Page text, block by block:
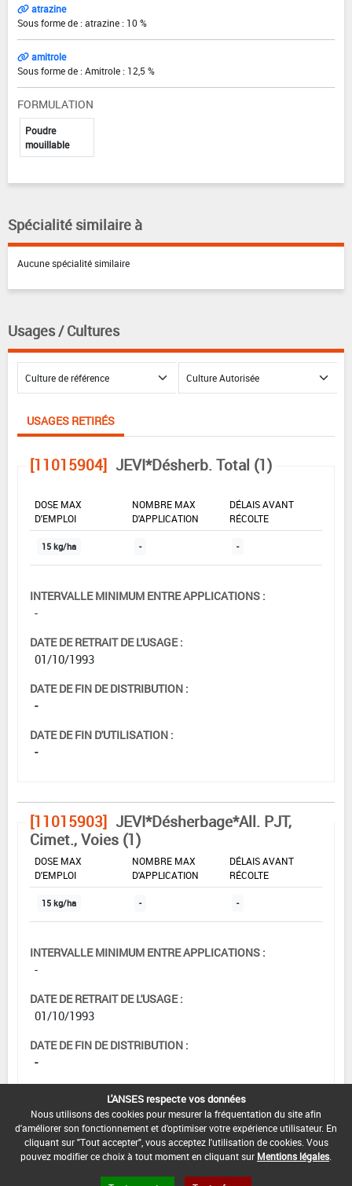
atrazine
Sous forme de : atrazine : 10 %
amitrole
Sous forme de : Amitrole : 12,5 %
FORMULATION
Poudre
mouillable
Spécialité similaire à
Aucune spécialité similaire
Usages / Cultures
USAGES RETIRÉS
[11015904] JEVI*Désherb. Total (1)
DOSE MAX
D'EMPLOI
NOMBRE MAX
D'APPLICATION
DÉLAIS AVANT
RÉCOLTE
15 kg/ha - -
INTERVALLE MINIMUM ENTRE APPLICATIONS :
-
DATE DE RETRAIT DE L'USAGE :
01/10/1993
DATE DE FIN DE DISTRIBUTION :
-
DATE DE FIN D'UTILISATION :
-
[11015903] JEVI*Désherbage*All. PJT,
Cimet., Voies (1)
DOSE MAX
D'EMPLOI
NOMBRE MAX
D'APPLICATION
DÉLAIS AVANT
RÉCOLTE
15 kg/ha - -
INTERVALLE MINIMUM ENTRE APPLICATIONS :
-
DATE DE RETRAIT DE L'USAGE :
01/10/1993
DATE DE FIN DE DISTRIBUTION :
-
DATE DE FIN D'UTILISATION :
-
L'ANSES respecte vos données
Nous utilisons des cookies pour mesurer la fréquentation du site afin
d'améliorer son fonctionnement et d'optimiser votre expérience utilisateur. En
cliquant sur "Tout accepter", vous acceptez l'utilisation de cookies. Vous
pouvez modifier ce choix à tout moment en cliquant sur Mentions légales